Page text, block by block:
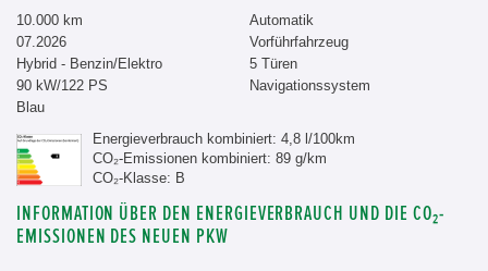
10.000 km
07.2026
Hybrid - Benzin/Elektro
90 kW/122 PS
Blau
Automatik
Vorführfahrzeug
5 Türen
Navigationssystem
Energieverbrauch kombiniert: 4,8 l/100km
CO₂-Emissionen kombiniert: 89 g/km
CO₂-Klasse: B
INFORMATION ÜBER DEN ENERGIEVERBRAUCH UND DIE CO₂-
EMISSIONEN DES NEUEN PKW